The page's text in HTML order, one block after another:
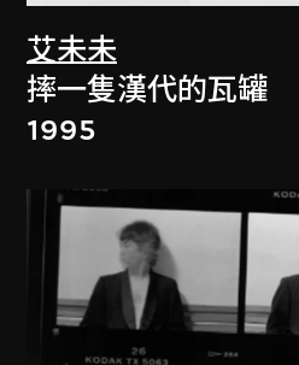
艾未未
摔一隻漢代的瓦罐
1995